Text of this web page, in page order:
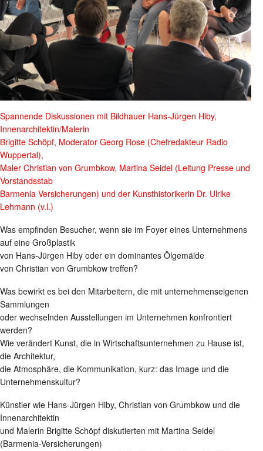
Spannende Diskussionen mit Bildhauer Hans-Jürgen Hiby,
Innenarchitektin/Malerin
Brigitte Schöpf, Moderator Georg Rose (Chefredakteur Radio
Wuppertal),
Maler Christian von Grumbkow, Martina Seidel (Leitung Presse und
Vorstandsstab
Barmenia Versicherungen) und der Kunsthistorikerin Dr. Ulrike
Lehmann (v.l.)
Was empfinden Besucher, wenn sie im Foyer eines Unternehmens
auf eine Großplastik
von Hans-Jürgen Hiby oder ein dominantes Ölgemälde
von Christian von Grumbkow treffen?
Was bewirkt es bei den Mitarbeitern, die mit unternehmenseigenen
Sammlungen
oder wechselnden Ausstellungen im Unternehmen konfrontiert
werden?
Wie verändert Kunst, die in Wirtschaftsunternehmen zu Hause ist,
die Architektur,
die Atmosphäre, die Kommunikation, kurz: das Image und die
Unternehmenskultur?
Künstler wie Hans-Jürgen Hiby, Christian von Grumbkow und die
Innenarchitektin
und Malerin Brigitte Schöpf diskutierten mit Martina Seidel
(Barmenia-Versicherungen)